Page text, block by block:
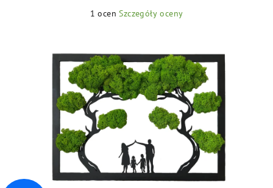
Średnia
5,0
na
5
gwiazdek.
1 ocen Szczegóły oceny